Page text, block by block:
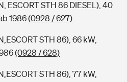
ESCORT STH 86 DIESEL), 40
1986(0928 / 627)
STH 86), 66 kW,
(0928 / 628)
STH 86), 77 kW,